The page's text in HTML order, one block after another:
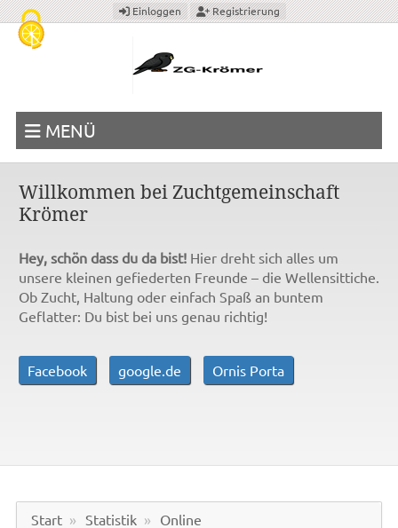
Einloggen Registrierung
MENÜ
Willkommen bei Zuchtgemeinschaft
Krömer
Hey, schön dass du da bist!Hier dreht sich alles um
unsere kleinen gefiederten Freunde – die Wellensittiche.
Ob Zucht, Haltung oder einfach Spaß an buntem
Geflatter: Du bist bei uns genau richtig!
Facebook google.de Ornis Porta
Start Statistik Online
Cookie-Einstellungen